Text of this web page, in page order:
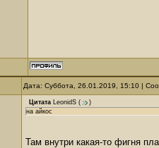
Дата: Суббота, 26.01.2019, 15:10 |
Цитата LeonidS (
)
на айкос
Там внутри какая-то фигня